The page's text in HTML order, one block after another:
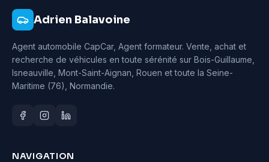
Adrien Balavoine
Agent automobile CapCar, Agent formateur. Vente, achat et
recherche de véhicules en toute sérénité sur Bois-Guillaume,
Isneauville, Mont-Saint-Aignan, Rouen et toute la Seine-
Maritime (76), Normandie.
NAVIGATION